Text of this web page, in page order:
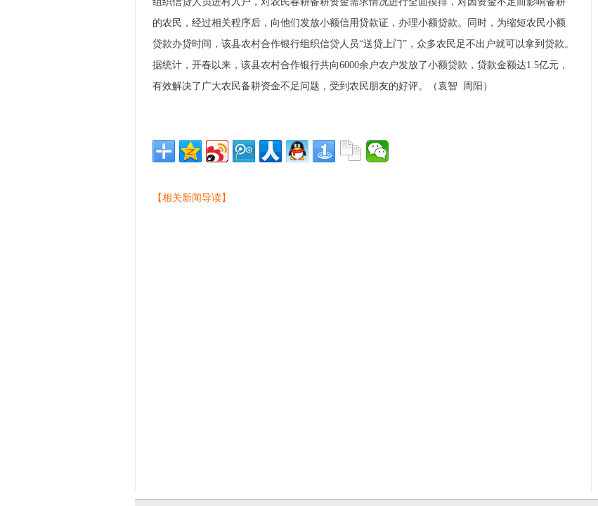
的农民，经过相关程序后，向他们发放小额信用贷款证，办理小额贷款。同时，为缩短农民小额
贷款办贷时间，该县农村合作银行组织信贷人员“送贷上门”，众多农民足不出户就可以拿到贷款。
据统计，开春以来，该县农村合作银行共向6000余户农户发放了小额贷款，贷款金额达1.5亿元，
有效解决了广大农民备耕资金不足问题，受到农民朋友的好评。（袁智 周阳）
【相关新闻导读】